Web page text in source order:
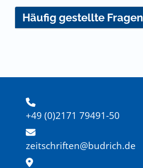
Häufig gestellte Fragen
+49 (0)2171 79491-50
zeitschriften@budrich.de